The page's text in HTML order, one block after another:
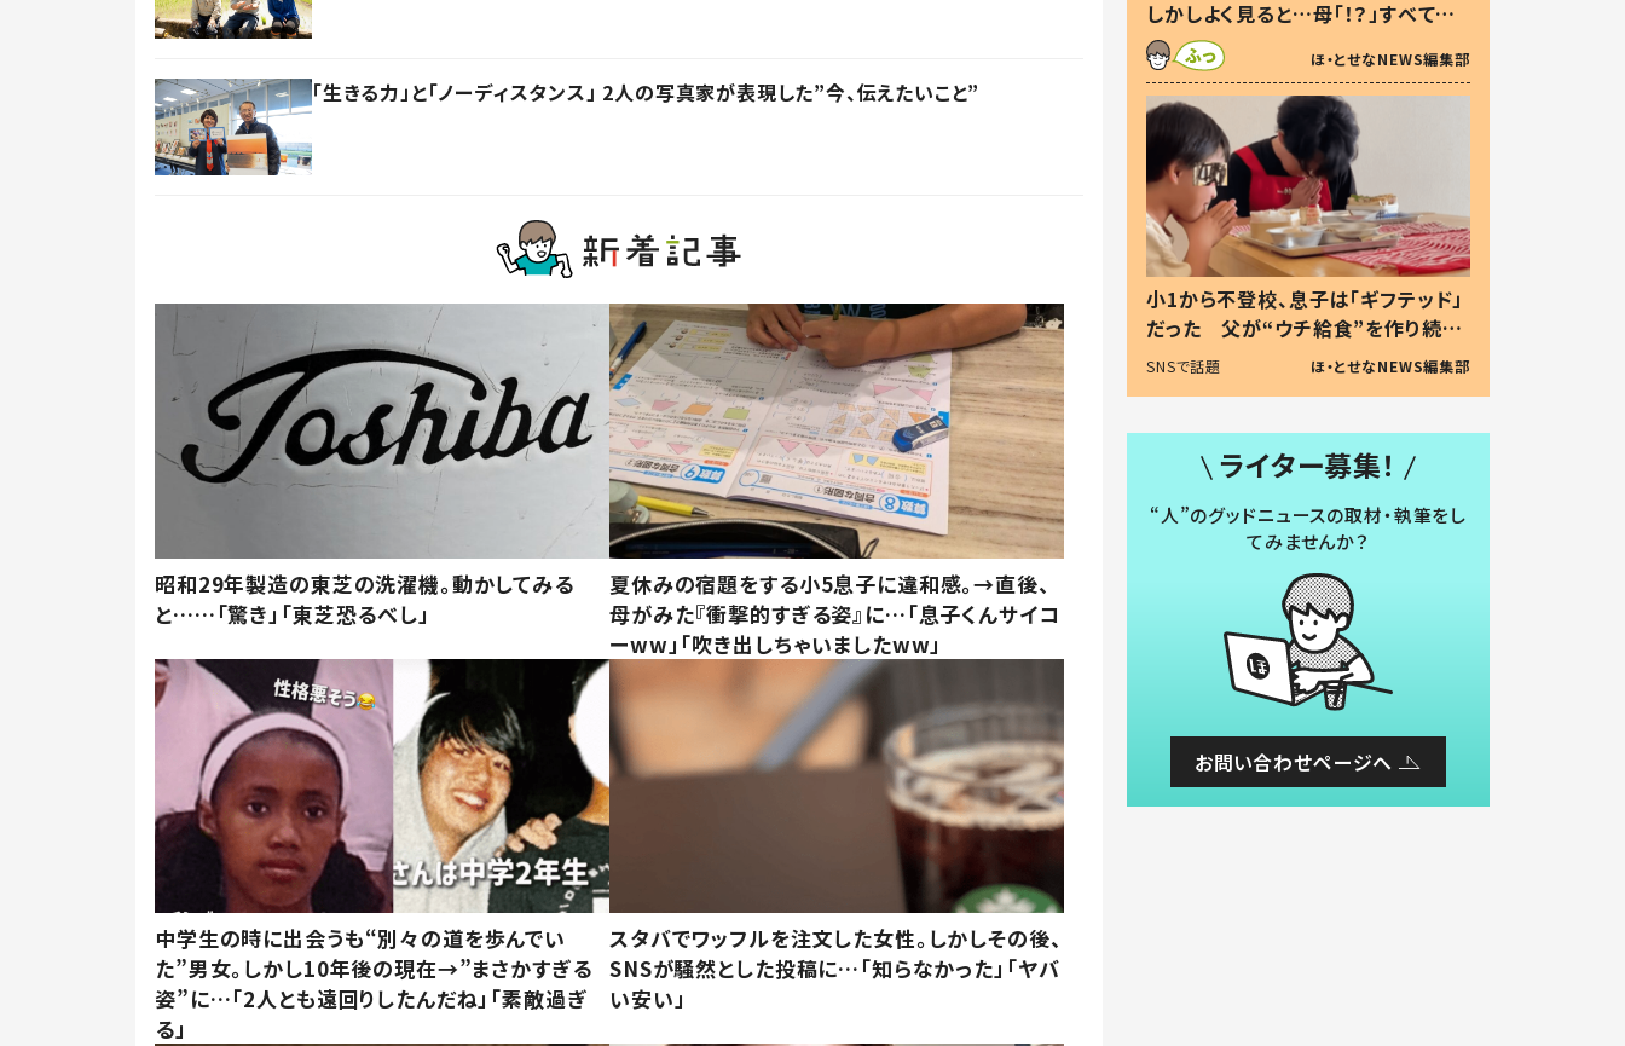
「生きる力」と「ノーディスタンス」 2人の写真家が表現した”今、伝えたいこと”
昭和29年製造の東芝の洗濯機。動かしてみる
と……「驚き」「東芝恐るべし」
夏休みの宿題をする小5息子に違和感。→直後、
母がみた『衝撃的すぎる姿』に…「息子くんサイコ
ーww」「吹き出しちゃいましたww」
中学生の時に出会うも“別々の道を歩んでい
た”男女。しかし10年後の現在→”まさかすぎる
姿”に…「2人とも遠回りしたんだね」「素敵過ぎ
る」
スタバでワッフルを注文した女性。しかしその後、
SNSが騒然とした投稿に…「知らなかった」「ヤバ
い安い」
しかしよく見ると…母「！？」すべてを
察した母の投稿に「可愛いから許
す！」「現行犯〜」
ほ・とせなNEWS編集部
小1から不登校、息子は「ギフテッド」
だった 父が“ウチ給食”を作り続け
る理由とは #令和の親 #令和の子
SNSで話題 ほ・とせなNEWS編集部
ライター募集！
“人”のグッドニュースの取材・執筆をし
てみませんか？
お問い合わせページへ